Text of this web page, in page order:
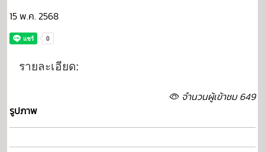
15 พ.ค. 2568
รายละเอียด:
จำนวนผู้เข้าชม 649
รูปภาพ